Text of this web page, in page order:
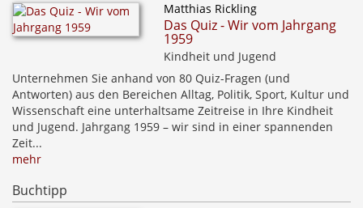
Matthias Rickling
Das Quiz - Wir vom Jahrgang
1959
Kindheit und Jugend
Unternehmen Sie anhand von 80 Quiz-Fragen (und
Antworten) aus den Bereichen Alltag, Politik, Sport, Kultur und
Wissenschaft eine unterhaltsame Zeitreise in Ihre Kindheit
und Jugend. Jahrgang 1959 – wir sind in einer spannenden
Zeit...
mehr
Buchtipp